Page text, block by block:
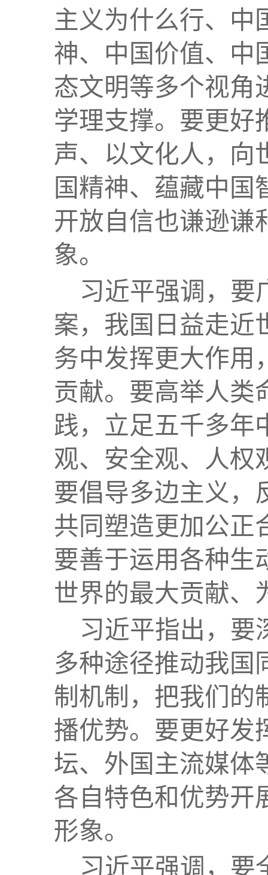
主义为什么行、中
神、中国价值、中
态文明等多个视角
学理支撑。要更好
声、以文化人，向
国精神、蕴藏中
开放自信也谦逊谦
象。
习近平强调，要
案，我国日益走近
务中发挥更大作用
贡献。要高举人类
践，立足五千多年
观、安全观、人权
要倡导多边主义，
共同塑造更加公正
要善于运用各种生
世界的最大贡献、
习近平指出，要
多种途径推动我国
制机制，把我们的
播优势。要更好发
坛、外国主流媒体
各自特色和优势开
形象。
习近平强调，要